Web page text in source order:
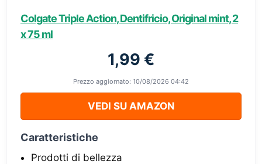
Colgate Triple Action, Dentifricio, Original mint, 2
x 75 ml
1,99 €
Prezzo aggiornato: 10/08/2026 04:42
VEDI SU AMAZON
Caratteristiche
Prodotti di bellezza